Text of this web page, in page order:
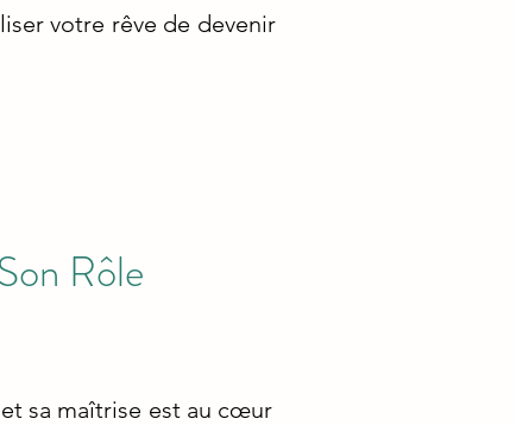
votre rêve de devenir
Rôle
sa maîtrise est au cœur